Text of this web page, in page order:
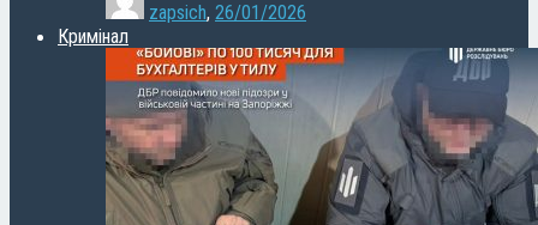
zapsich, 26/01/2026
Кримінал